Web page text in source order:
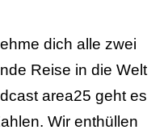
dich alle zwei
Reise in die Welt
area25 geht es
Wir enthüllen